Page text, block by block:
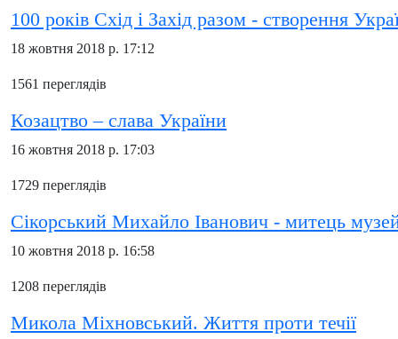
100 років Схід і Захід разом - створення
18 жовтня 2018 р. 17:12
1561 переглядів
Козацтво – слава України
16 жовтня 2018 р. 17:03
1729 переглядів
Сікорський Михайло Іванович - митець
10 жовтня 2018 р. 16:58
1208 переглядів
Микола Міхновський. Життя проти течії